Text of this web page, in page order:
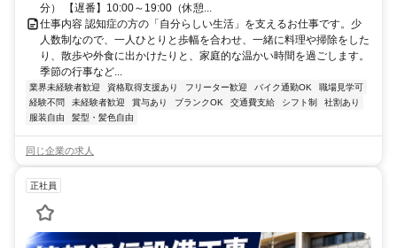
分） 【遅番】10:00～19:00（休憩...
仕事内容 認知症の方の「自分らしい生活」を支えるお仕事です。少
人数制なので、一人ひとりと歩幅を合わせ、一緒に料理や掃除をした
り、散歩や外食に出かけたりと、家庭的な温かい時間を過ごします。
季節の行事など...
業界未経験者歓迎 資格取得支援あり フリーター歓迎 バイク通勤OK
職場見学可
経験不問
未経験者歓迎 賞与あり ブランクOK 交通費支給 シフト制
社割あり
服装自由
髪型・髪色自由
同じ企業の求人
正社員